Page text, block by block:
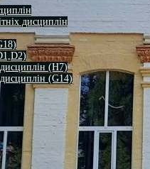
дисциплін
(H7)
(G14)